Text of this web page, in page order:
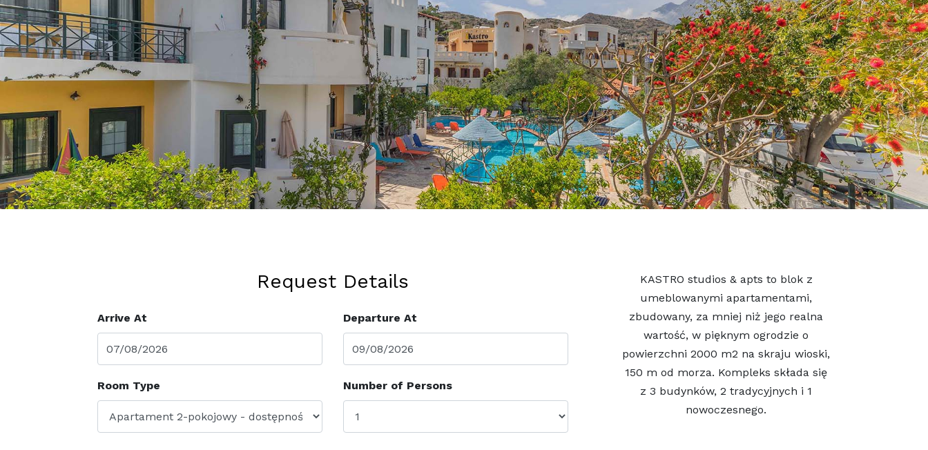
Request Details
Arrive At Departure At
Room Type Number of Persons
KASTRO studios & apts to blok z
umeblowanymi apartamentami,
zbudowany, za mniej niż jego realna
wartość, w pięknym ogrodzie o
powierzchni 2000 m2 na skraju wioski,
150 m od morza. Kompleks składa się
z 3 budynków, 2 tradycyjnych i 1
nowoczesnego.